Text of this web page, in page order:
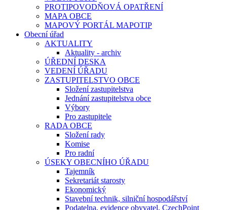
PROTIPOVODŇOVÁ OPATŘENÍ
MAPA OBCE
MAPOVÝ PORTÁL MAPOTIP
Obecní úřad
AKTUALITY
Aktuality - archiv
ÚŘEDNÍ DESKA
VEDENÍ ÚŘADU
ZASTUPITELSTVO OBCE
Složení zastupitelstva
Jednání zastupitelstva obce
Výbory
Pro zastupitele
RADA OBCE
Složení rady
Komise
Pro radní
ÚSEKY OBECNÍHO ÚŘADU
Tajemník
Sekretariát starosty
Ekonomický
Stavební technik, silniční hospodářství
Podatelna, evidence obyvatel, CzechPoint